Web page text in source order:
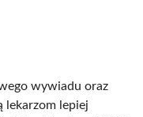
wywiadu oraz
lekarzom lepiej